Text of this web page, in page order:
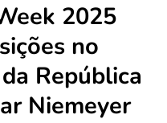
2025
no
República
Niemeyer